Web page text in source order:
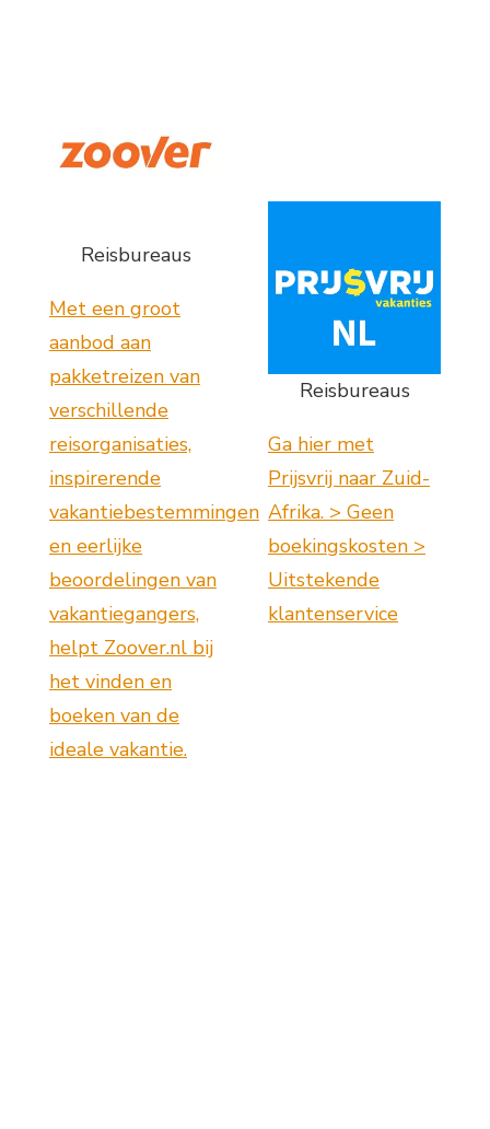
Reisbureaus
Met een groot
aanbod aan
pakketreizen van
verschillende
reisorganisaties,
inspirerende
vakantiebestemmingen
en eerlijke
beoordelingen van
vakantiegangers,
helpt Zoover.nl bij
het vinden en
boeken van de
ideale vakantie.
Reisbureaus
Ga hier met
Prijsvrij naar Zuid-
Afrika. > Geen
boekingskosten >
Uitstekende
klantenservice